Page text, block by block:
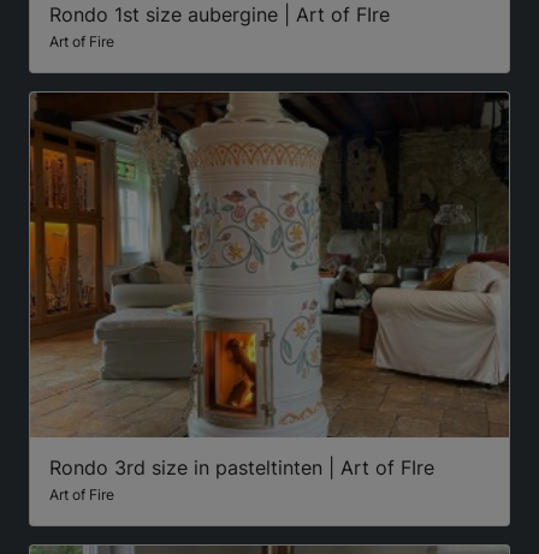
Rondo 1st size aubergine | Art of FIre
Art of Fire
Rondo 3rd size in pasteltinten | Art of FIre
Art of Fire